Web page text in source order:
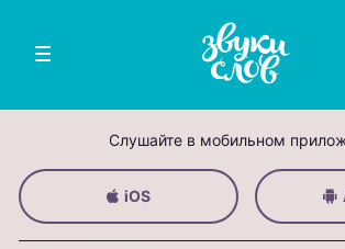
Слушайте в мобильном
iOS